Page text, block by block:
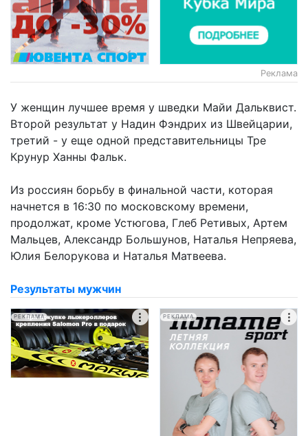
Реклама
У женщин лучшее время у шведки Майи Дальквист.
Второй результат у Надин Фэндрих из Швейцарии,
третий - у еще одной представительницы Тре
Крунур Ханны Фальк.
Из россиян борьбу в финальной части, которая
начнется в 16:30 по московскому времени,
продолжат, кроме Устюгова, Глеб Ретивых, Артем
Мальцев, Александр Большунов, Наталья Непряева,
Юлия Белорукова и Наталья Матвеева.
Результаты мужчин
РЕКЛАМА РЕКЛАМА